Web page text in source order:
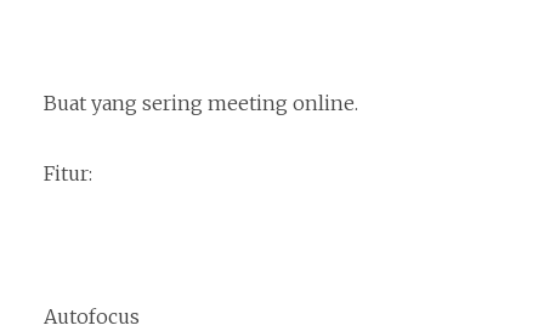
Buat yang sering meeting online.
Fitur:
Autofocus